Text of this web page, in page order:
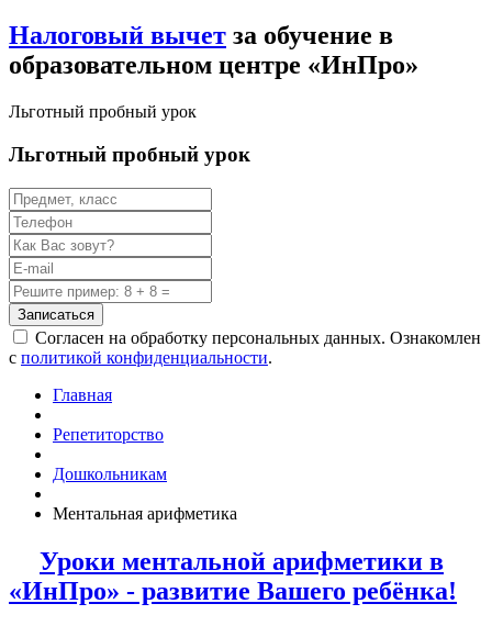
Налоговый вычет за обучение в
образовательном центре «ИнПро»
Льготный пробный урок
Льготный пробный урок
Записаться
Согласен на обработку персональных данных. Ознакомлен
с политикой конфиденциальности.
Главная
Репетиторство
Дошкольникам
Ментальная арифметика
Уроки ментальной арифметики в
«ИнПро» - развитие Вашего ребёнка!